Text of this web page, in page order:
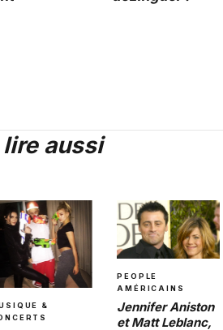
aussi
&
PEOPLE
AMÉRICAINS
Jennifer Aniston
et Matt Leblanc,